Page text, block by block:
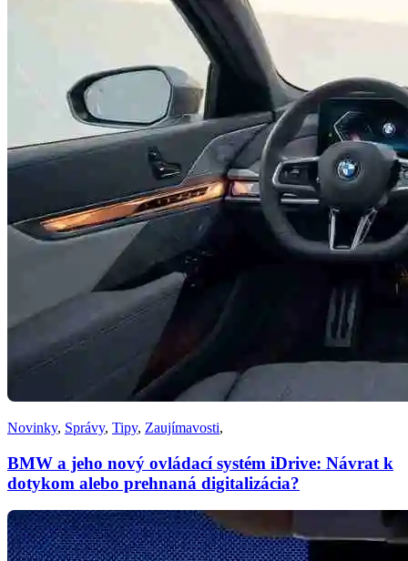
Novinky, Správy, Tipy, Zaujímavosti,
BMW a jeho nový ovládací systém iDrive: Návrat k
dotykom alebo prehnaná digitalizácia?